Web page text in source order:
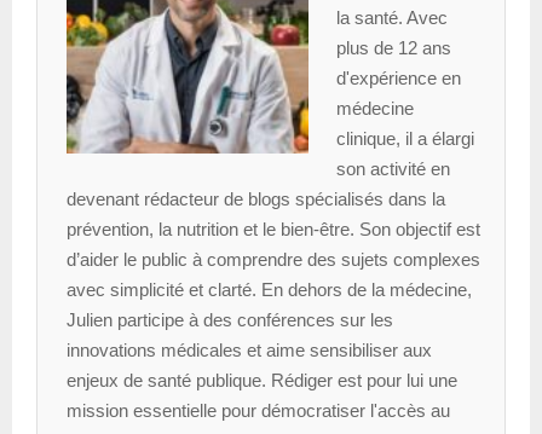
la santé. Avec
plus de 12 ans
d'expérience en
médecine
clinique, il a élargi
son activité en
devenant rédacteur de blogs spécialisés dans la
prévention, la nutrition et le bien-être. Son objectif est
d’aider le public à comprendre des sujets complexes
avec simplicité et clarté. En dehors de la médecine,
Julien participe à des conférences sur les
innovations médicales et aime sensibiliser aux
enjeux de santé publique. Rédiger est pour lui une
mission essentielle pour démocratiser l'accès au